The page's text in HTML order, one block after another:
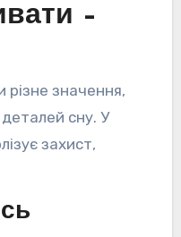
–
різне значення,
сну. У
захист,